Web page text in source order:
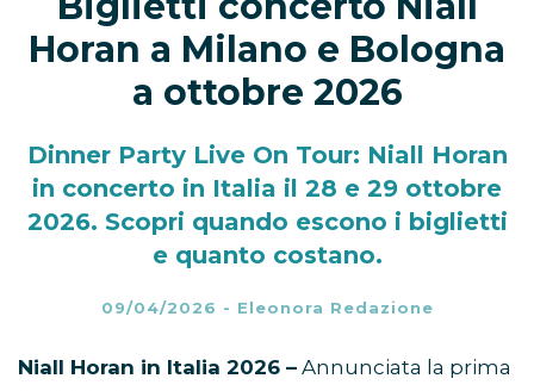
Horan a Milano e Bologna
a ottobre 2026
Dinner Party Live On Tour: Niall Horan
in concerto in Italia il 28 e 29 ottobre
2026. Scopri quando escono i biglietti
e quanto costano.
09/04/2026 - Eleonora Redazione
Niall Horan in Italia 2026 – Annunciata la prima